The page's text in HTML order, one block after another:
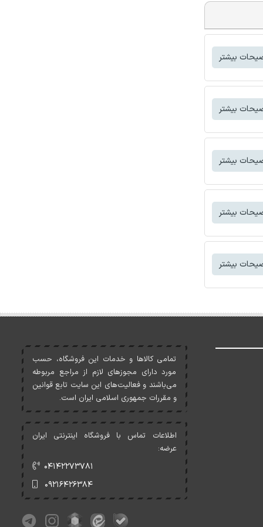
بیشتر
بیشتر
بیشتر
بیشتر
بیشتر
تمامی کالاها و خدمات اين فروشگاه، حسب
مورد دارای مجوزهای لازم از مراجع مربوطه
می‌باشند و فعاليت‌های اين سايت تابع قوانين
و مقررات جمهوری اسلامی ايران است.
اطلاعات تماس با فروشگاه اینترنتی ایران
عرضه:
۰۴۱۴۲۲۷۳۷۸۱
۰۹۲۱۶۴۲۶۳۸۴